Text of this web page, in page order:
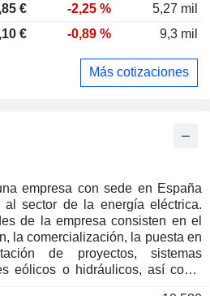
empresa con sede en España
al sector de la energía eléctrica.
de la empresa consisten en el
la comercialización, la puesta en
de proyectos, sistemas
eólicos o hidráulicos, así como
€ -2,25 %
5,27 mil
€ -0,89 % 9,3 mil
Más cotizaciones